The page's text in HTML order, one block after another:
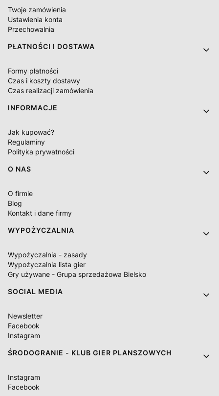
Twoje zamówienia
Ustawienia konta
Przechowalnia
PŁATNOŚCI I DOSTAWA
Formy płatności
Czas i koszty dostawy
Czas realizacji zamówienia
INFORMACJE
Jak kupować?
Regulaminy
Polityka prywatności
O NAS
O firmie
Blog
Kontakt i dane firmy
WYPOŻYCZALNIA
Wypożyczalnia - zasady
Wypożyczalnia lista gier
Gry używane - Grupa sprzedażowa Bielsko
SOCIAL MEDIA
Newsletter
Facebook
Instagram
ŚRODOGRANIE - KLUB GIER PLANSZOWYCH
Instagram
Facebook